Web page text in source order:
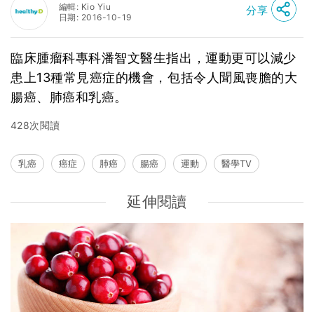
編輯: Kio Yiu
日期: 2016-10-19
分享
臨床腫瘤科專科潘智文醫生指出，運動更可以減少
患上13種常見癌症的機會，包括令人聞風喪膽的大
腸癌、肺癌和乳癌。
428次閱讀
乳癌 癌症 肺癌 腸癌 運動 醫學TV
延伸閱讀